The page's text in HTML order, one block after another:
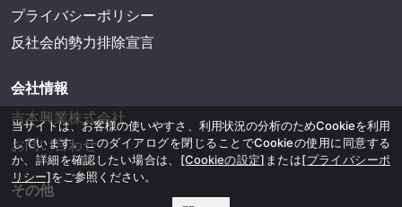
プライバシーポリシー
反社会的勢力排除宣言
会社情報
吉本興業株式会社
お問い合わせ
その他
当サイトは、お客様の使いやすさ、利用状況の分析のためCookieを利用
しています。このダイアログを閉じることでCookieの使用に同意する
か、詳細を確認したい場合は、 [Cookieの設定] または[プライバシーポ
リシー]をご参照ください。